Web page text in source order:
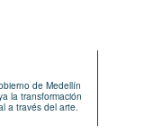
de Medellín
la transformación
a través del arte.